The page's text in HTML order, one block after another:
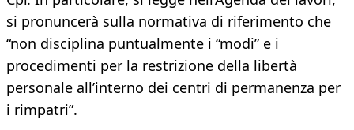
si pronuncerà sulla normativa di riferimento che
“non disciplina puntualmente i “modi” e i
procedimenti per la restrizione della libertà
personale all’interno dei centri di permanenza per
i rimpatri”.